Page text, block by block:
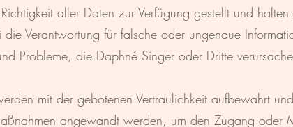
aller Daten zur Verfügung gestellt und
Verantwortung für falsche oder ungenaue
Probleme, die Daphné Singer oder Dritte
mit der gebotenen Vertraulichkeit aufbewahrt
angewandt werden, um den Zugang oder